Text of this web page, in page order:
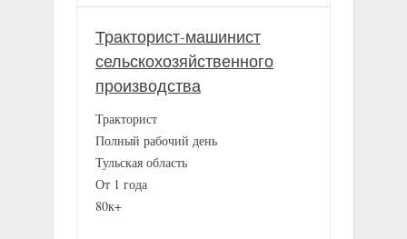
Тракторист-машинист
сельскохозяйственного
производства
Тракторист
Полный рабочий день
Тульская область
От 1 года
80к+